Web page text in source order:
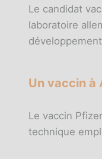
Le candidat
laboratoire
Un vaccin à
Le vaccin
technique